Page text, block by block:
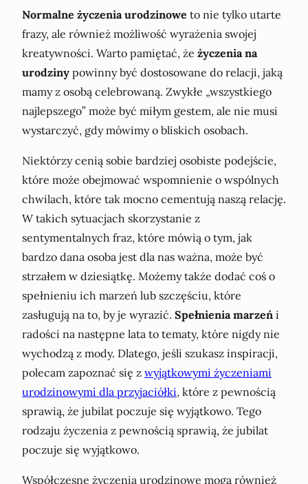
Normalne życzenia urodzinowe to nie tylko utarte
frazy, ale również możliwość wyrażenia swojej
kreatywności. Warto pamiętać, że życzenia na
urodziny powinny być dostosowane do relacji, jaką
mamy z osobą celebrowaną. Zwykłe „wszystkiego
najlepszego” może być miłym gestem, ale nie musi
wystarczyć, gdy mówimy o bliskich osobach.
Niektórzy cenią sobie bardziej osobiste podejście,
które może obejmować wspomnienie o wspólnych
chwilach, które tak mocno cementują naszą relację.
W takich sytuacjach skorzystanie z
sentymentalnych fraz, które mówią o tym, jak
bardzo dana osoba jest dla nas ważna, może być
strzałem w dziesiątkę. Możemy także dodać coś o
spełnieniu ich marzeń lub szczęściu, które
zasługują na to, by je wyrazić. Spełnienia marzeń i
radości na następne lata to tematy, które nigdy nie
wychodzą z mody. Dlatego, jeśli szukasz inspiracji,
polecam zapoznać się z wyjątkowymi życzeniami
urodzinowymi dla przyjaciółki, które z pewnością
sprawią, że jubilat poczuje się wyjątkowo. Tego
rodzaju życzenia z pewnością sprawią, że jubilat
poczuje się wyjątkowo.
Współczesne życzenia urodzinowe mogą również